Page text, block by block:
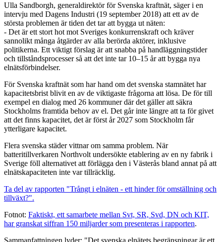
Ulla Sandborgh, generaldirektör för Svenska kraftnät, säger i en
intervju med Dagens Industri (19 september 2018) att ett av de
största problemen är tiden det tar att bygga ut näten:
­- Det är ett stort hot mot Sveriges konkurrenskraft och kräver
sannolikt många åtgärder av alla berörda aktörer, inklusive
politikerna. Ett viktigt förslag är att snabba på handläggningstider
och tillståndsprocesser så att det inte tar 10–15 år att bygga nya
elnätsförbindelser.
För Svenska kraftnät som har hand om det svenska stamnätet har
kapacitetsbrist blivit en av de viktigaste frågorna att lösa. De för till
exempel en dialog med 26 kommuner där det gäller att säkra
Stockholms framtida behov av el. Det går inte längre att ta för givet
att det finns kapacitet, det är först år 2027 som Stockholm får
ytterligare kapacitet.
Flera svenska städer vittnar om samma problem. När
batteritillverkaren Northvolt undersökte etablering av en ny fabrik i
Sverige föll alternativet att förlägga den i Västerås bland annat på att
elnätskapaciteten inte var tillräcklig.
Ta del av rapporten "Trångt i elnäten - ett hinder för omställning och
tillväxt?".
Fotnot: Faktiskt, ett samarbete mellan Svt, SR, Svd, DN och KIT,
har granskat siffran 150 miljarder som presenteras i rapporten.
Sammanfattningen lyder: "Det svenska elnätets begränsningar är ett